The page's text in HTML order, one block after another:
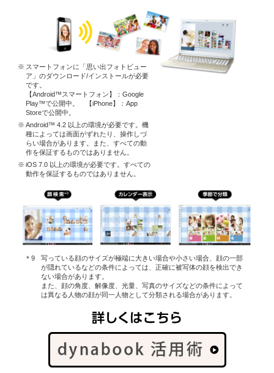
スマートフォンに「思い出フォトビュー
ア」のダウンロード/インストールが必要
です。
【Android™スマートフォン】：Google
Play™で公開中。 【iPhone】：App
Storeで公開中。
Android™ 4.2 以上の環境が必要です。機
種によっては画面がずれたり、操作しづ
らい場合があります。また、すべての動
作を保証するものではありません。
iOS 7.0 以上の環境が必要です。すべての
動作を保証するものではありません。
写っている顔のサイズが極端に大きい場合や小さい場合、顔の一部
が隠れているなどの条件によっては、正確に被写体の顔を検出でき
ない場合があります。
また、顔の角度、解像度、光量、写真のサイズなどの条件によって
は異なる人物の顔が同一人物として分類される場合があります。